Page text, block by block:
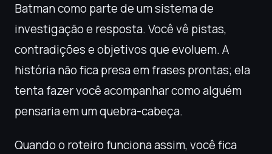
Batman como parte de um sistema de
investigação e resposta. Você vê pistas,
contradições e objetivos que evoluem. A
história não fica presa em frases prontas; ela
tenta fazer você acompanhar como alguém
pensaria em um quebra-cabeça.
Quando o roteiro funciona assim, você fica